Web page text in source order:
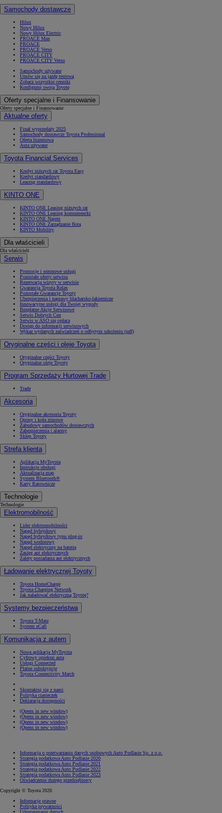
Samochody dostawcze
Hilux
Nowy Hilux
Nowy Hilux Electric
PROACE Max
PROACE
PROACE Verso
PROACE CITY
PROACE CITY Verso
Samochody używane
Umów się na jazdę testową
Zobacz wszystkie cenniki
Konfiguruj swoją Toyotę
Oferty specjalne i Finansowanie
Oferty specjalne i Finansowanie
Aktualne oferty
Finał wyprzedaży 2025
Samochody dostawcze Toyota Professional
Oferta biznesowa
Auta używane
Toyota Financial Services
Kredyt niższych rat Toyota Easy
Kredyt standardowy
Leasing standardowy
KINTO ONE
KINTO ONE Leasing niższych rat
KINTO ONE Leasing konsumencki
KINTO ONE Najem
KINTO ONE Zarządzanie flotą
KINTO Mobility
Dla właścicieli
Dla właścicieli
Serwis
Promocje i sezonowe usługi
Pozostałe oferty serwisu
Rezerwacja wizyty w serwisie
Gwarancja Toyota Relax
Pozostałe Gwarancje Toyoty
Ubezpieczenia i naprawy blacharsko-lakiernicze
Innowacyjne usługi dla Twojej wygody
Bezpłatne Akcje Serwisowe
Serwis Dobrych Cen
Serwis w ASO się opłaca
Dostęp do informacji serwisowych
Wykaz wydanych zaświadczeń o odbytym szkoleniu (pdf)
Oryginalne części i oleje Toyota
Oryginalne części Toyoty
Oryginalne oleje Toyoty
Program Sprzedaży Hurtowej Trade
Trade
Akcesoria
Oryginalne akcesoria Toyoty
Opony i koła zimowe
Zabudowy samochodów dostawczych
Zabezpieczenia i alarmy
Sklep Toyoty
Strefa klienta
Aplikacja MyToyota
Instrukcje obsługi
Aktualizacja map
System Bluetooth®
Karty Ratownicze
Technologie
Technologie
Elektromobilność
Lider elektromobilności
Napęd hybrydowy
Napęd hybrydowy typu plug-in
Napęd wodorowy
Napęd elektryczny na baterię
Zasięg aut elektrycznych
Zalety posiadania aut elektrycznych
Ładowanie elektrycznej Toyoty
Toyota HomeCharge
Toyota Charging Network
Jak naładować elektryczną Toyotę?
Systemy bezpieczeństwa
Toyota T-Mate
System eCall
Komunikacja z autem
Nowa aplikacja MyToyota
Cyfrowy opiekun auta
Usługi Connected
Płatne subskrypcje
Toyota Connectivity Match
Skontaktuj się z nami
Polityka ciasteczek
Deklaracja dostępności
(Opens in new window)
(Opens in new window)
(Opens in new window)
(Opens in new window)
Informacja o przetwarzaniu danych osobowych Auto Podlasie Sp. z o.o.
Strategia podatkowa Auto Podlasie 2020
Strategia podatkowa Auto Podlasie 2021
Strategia podatkowa Auto Podlasie 2022
Strategia podatkowa Auto Podlasie 2023
Oświadczenie dużego przedsiębiorcy
Copyright © Toyota 2026
Informacje prawne
Polityka prywatności
Udostępnianie danych